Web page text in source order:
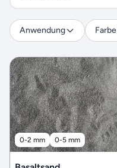
Anwendung Farbe
0-2 mm 0-5 mm